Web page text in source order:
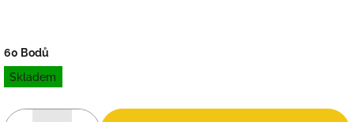
60 Bodů
Jednotková
cena:
Skladem